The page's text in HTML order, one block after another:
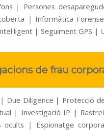
| Persones
| Informàtica
| Seguiment GPS |
de frau
Due Diligence | Protecció
| Investigació IP |
ocults | Espionatge